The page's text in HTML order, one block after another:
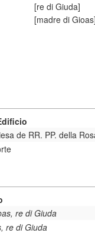
[re di Giuda]
[madre di
de RR. PP. della
re di Giuda
re di Giuda